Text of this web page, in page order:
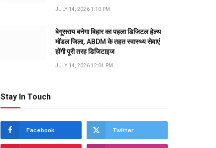
JULY 14, 2026 1:10 PM
बेगूसराय बनेगा बिहार का पहला डिजिटल हेल्थ
मॉडल जिला, ABDM के तहत स्वास्थ्य सेवाएं
होंगी पूरी तरह डिजिटाइज
JULY 14, 2026 12:04 PM
Stay In Touch
Facebook Twitter